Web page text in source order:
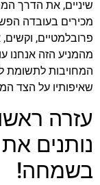
שיניים, את הדרך
מכירים בעובדה
פרובלמטיים,
מהמניע הזה אנחנו
המחויבות לתשומת
שאיפותיו על הצד
נותנים
בשמחה!